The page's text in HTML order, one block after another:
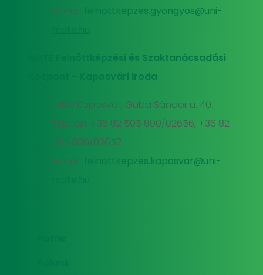
E-mail:
felnottkepzes.gyongyos@uni-
MATE Felnőttképzési és Szaktanácsadási
Központ - Kaposvári iroda
7400 Kaposvár, Guba Sándor u. 40.
Telefon: +36 82 505 800/02656, +36 82
505 800/02652
E-mail:
felnottkepzes.kaposvar@uni-